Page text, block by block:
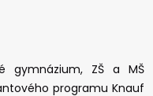
gymnázium, ZŠ a MŠ
programu Knauf